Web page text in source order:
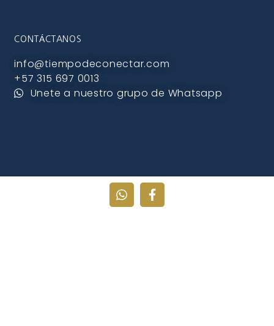
CONTÁCTANOS
info@tiempodeconectar.com
+57 315 697 0013
Unete a nuestro grupo de Whatsapp